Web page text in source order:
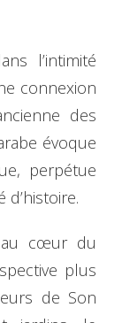
l’intimité
connexion
des
évoque
perpétue
d’histoire.
au cœur du
plus
de Son